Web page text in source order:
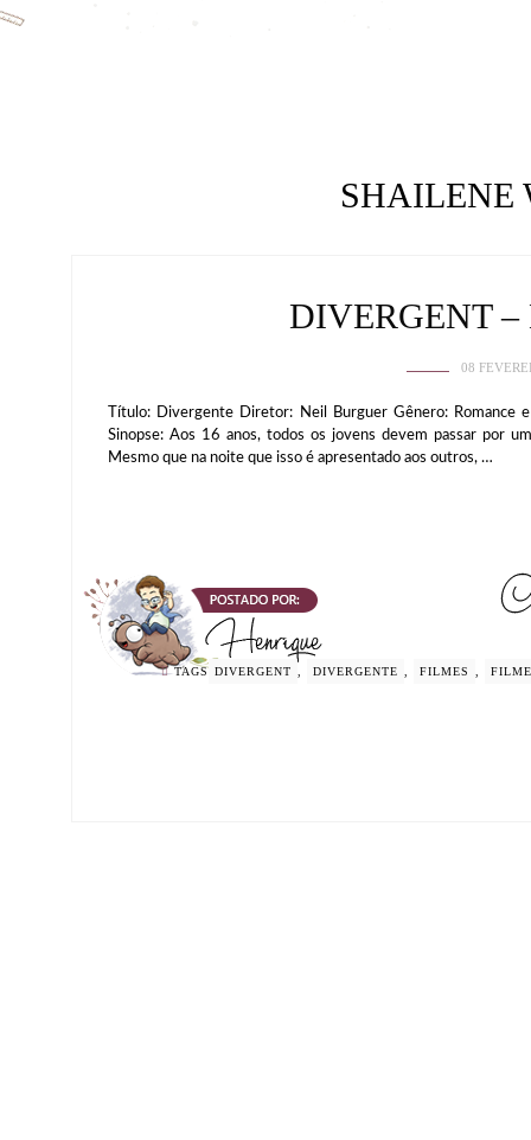
SHAILENE
DIVERGENT
08
Título: Divergente Diretor: Neil Burguer Gênero:
Sinopse: Aos 16 anos, todos os jovens devem passar por
Mesmo que na noite que isso é apresentado aos outros, …
TAGS DIVERGENT , DIVERGENTE , FILMES ,